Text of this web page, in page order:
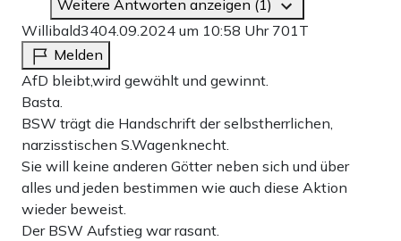
Weitere Antworten anzeigen (1)
Willibald3404.09.2024 um 10:58 Uhr 701T
Melden
AfD bleibt,wird gewählt und gewinnt.
Basta.
BSW trägt die Handschrift der selbstherrlichen,
narzisstischen S.Wagenknecht.
Sie will keine anderen Götter neben sich und über
alles und jeden bestimmen wie auch diese Aktion
wieder beweist.
Der BSW Aufstieg war rasant.